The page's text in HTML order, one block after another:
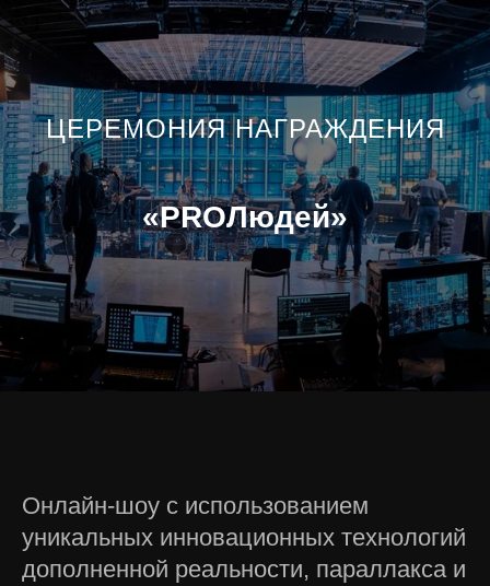
ЦЕРЕМОНИЯ НАГРАЖДЕНИЯ
«PROЛюдей»
Онлайн-шоу с использованием
уникальных инновационных технологий
дополненной реальности, параллакса и